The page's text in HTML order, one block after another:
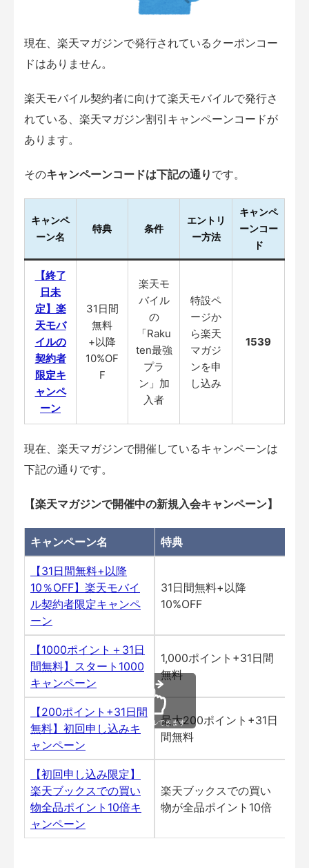
現在、楽天マガジンで発行されているクーポンコー
ドはありません。
楽天モバイル契約者に向けて楽天モバイルで発行さ
れている、楽天マガジン割引キャンペーンコードが
あります。
そのキャンペーンコードは下記の通り です。
キャンペ
ーン名
特典 条件
エントリ
ー方法
キャンペ
ーンコー
ド
【終了
日未
定】楽
天モバ
イルの
契約者
限定キ
ャンペ
ーン
31日間
無料
+以降
10%OF
F
楽天モ
バイル
の
「Raku
ten最強
プラ
ン」加
入者
特設ペ
ージか
ら楽天
マガジ
ンを申
し込み
1539
現在、楽天マガジンで開催しているキャンペーンは
下記の通りです。
【楽天マガジンで開催中の新規入会キャンペーン】
キャンペーン名 特典
【31日間無料+以降
10％OFF】楽天モバイ
ル契約者限定キャンペ
ーン
31日間無料+以降
10%OFF
【1000ポイント＋31日
間無料】スタート1000
キャンペーン
1,000ポイント+31日間
無料
【200ポイント+31日間
無料】初回申し込みキ
ャンペーン
最大200ポイント+31日
間無料
【初回申し込み限定】
楽天ブックスでの買い
物全品ポイント10倍キ
ャンペーン
楽天ブックスでの買い
物が全品ポイント10倍
スクロールできます